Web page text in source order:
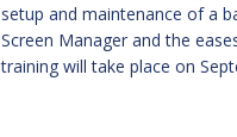
setup and maintenance of a
Screen Manager and the
training will take place on